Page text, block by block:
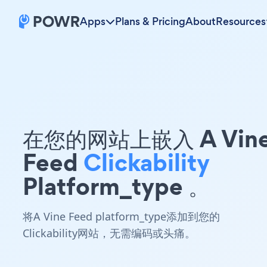
Apps Plans & PricingAboutResources
在您的网站上嵌入 A
Feed Clickability
Platform_type 。
将A Vine Feed platform_type添加到您的
Clickability网站，无需编码或头痛。